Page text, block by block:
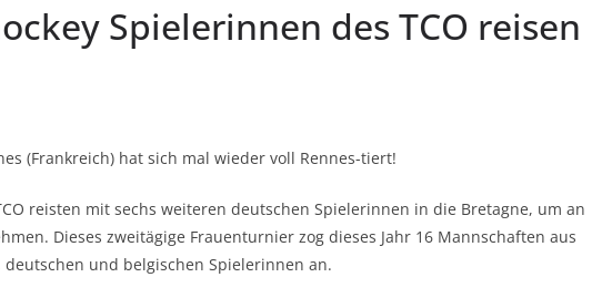
Spielerinnen des TCO reisen
(Frankreich) hat sich mal wieder voll Rennes-tiert!
reisten mit sechs weiteren deutschen Spielerinnen in die Bretagne, um an
Dieses zweitägige Frauenturnier zog dieses Jahr 16 Mannschaften aus
und belgischen Spielerinnen an.